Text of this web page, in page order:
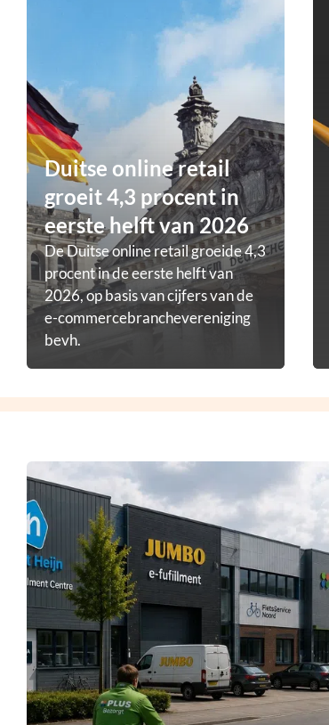
Duitse online retail
groeit 4,3 procent in
eerste helft van 2026
De Duitse online retail groeide 4,3
procent in de eerste helft van
2026, op basis van cijfers van de
e-commercebranchevereniging
bevh.